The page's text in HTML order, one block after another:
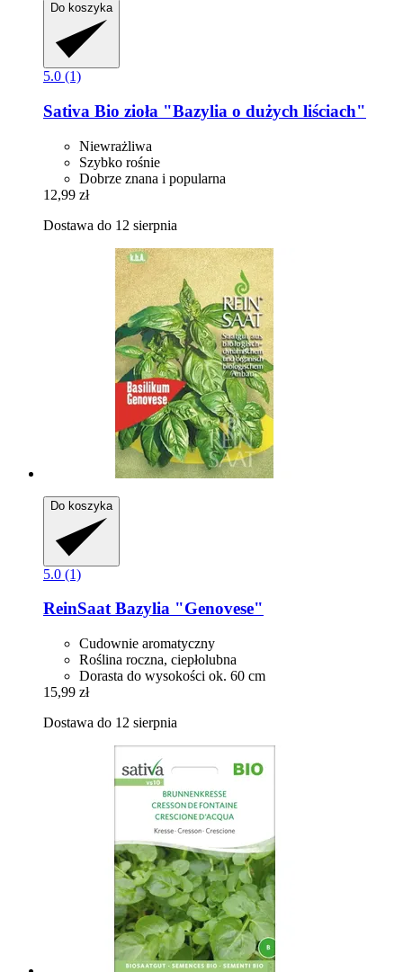
Do koszyka
5.0 (1)
Sativa Bio zioła "Bazylia o dużych liściach"
Niewrażliwa
Szybko rośnie
Dobrze znana i popularna
12,99 zł
Dostawa do 12 sierpnia
Do koszyka
5.0 (1)
ReinSaatBazylia "Genovese"
Cudownie aromatyczny
Roślina roczna, ciepłolubna
Dorasta do wysokości ok. 60 cm
15,99 zł
Dostawa do 12 sierpnia